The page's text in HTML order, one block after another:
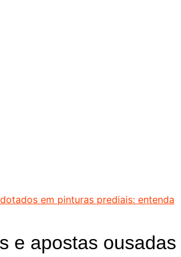
em pinturas prediais: entenda
e apostas ousadas